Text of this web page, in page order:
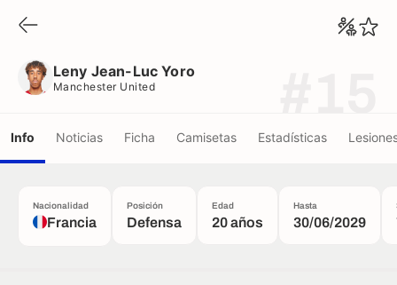
Leny Jean-Luc Yoro
Manchester United
Info Noticias Ficha Camisetas Estadísticas
Nacionalidad
Francia
Posición
Defensa
Edad
20 años
Hasta
30/06/2029